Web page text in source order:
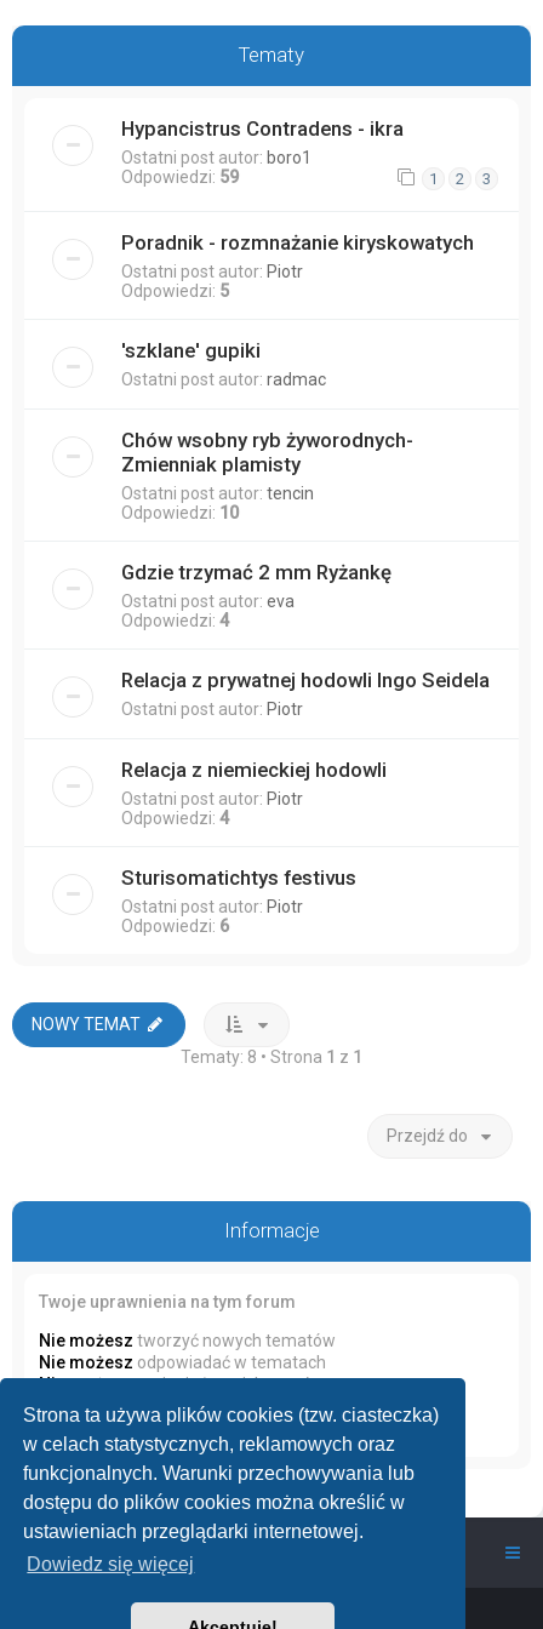
Strona ta używa plików cookies (tzw. ciasteczka)
w celach statystycznych, reklamowych oraz
funkcjonalnych. Warunki przechowywania lub
dostępu do plików cookies można określić w
ustawieniach przeglądarki internetowej.
Dowiedz się więcej
Tematy
Hypancistrus Contradens - ikra
Ostatni post autor: boro1
Odpowiedzi: 59 1 2 3
Poradnik - rozmnażanie kiryskowatych
Ostatni post autor: Piotr
Odpowiedzi: 5
'szklane' gupiki
Ostatni post autor: radmac
Chów wsobny ryb żyworodnych-
Zmienniak plamisty
Ostatni post autor: tencin
Odpowiedzi: 10
Gdzie trzymać 2 mm Ryżankę
Ostatni post autor: eva
Odpowiedzi: 4
Relacja z prywatnej hodowli Ingo Seidela
Ostatni post autor: Piotr
Relacja z niemieckiej hodowli
Ostatni post autor: Piotr
Odpowiedzi: 4
Sturisomatichtys festivus
Ostatni post autor: Piotr
Odpowiedzi: 6
NOWY TEMAT
Tematy: 8 • Strona 1 z 1
Przejdź do
Informacje
Twoje uprawnienia na tym forum
Nie możesz tworzyć nowych tematów
Nie możesz odpowiadać w tematach
Nie możeszzmieniać swoich postów
Nie możesz
usuwać swoich postów
Nie możesz dodawać załączników
wawarium.pl Nasze Forum Akwarystyczne